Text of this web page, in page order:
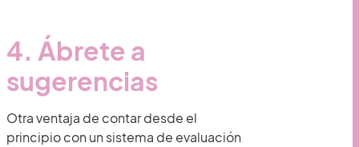
4. Ábrete a
sugerencias
Otra ventaja de contar desde el
principio con un sistema de evaluación